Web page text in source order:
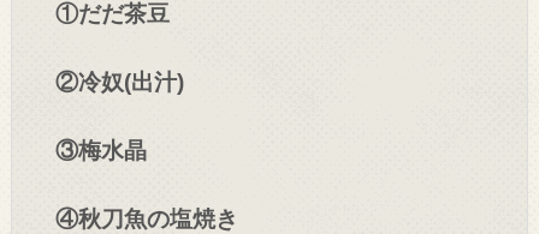
①だだ茶豆
②冷奴(出汁)
③梅水晶
④秋刀魚の塩焼き